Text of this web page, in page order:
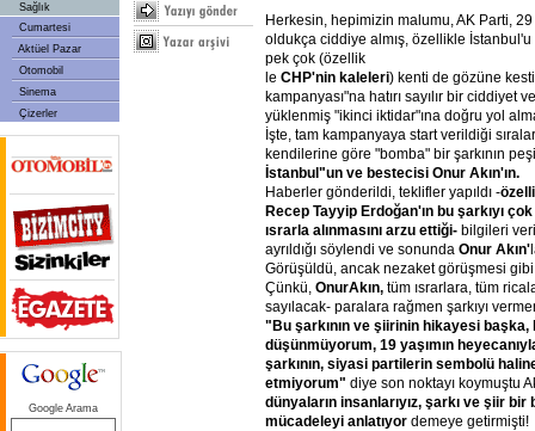
Sağlık
Cumartesi
Aktüel Pazar
Otomobil
Sinema
Çizerler
Google Arama
Herkesin, hepimizin malumu, AK Parti,
oldukça ciddiye almış, özellikle
pek çok (özellik
le CHP'nin kaleleri) kenti de gözüne
kampanyası"na hatırı sayılır bir ciddiyet
yüklenmiş "ikinci iktidar"ına doğru yol
İşte, tam kampanyaya start verildiği
kendilerine göre "bomba" bir şarkının
İstanbul"un ve bestecisi Onur Akın'ın.
Haberler gönderildi, teklifler yapıldı -
Recep Tayyip Erdoğan'ın bu şarkıyı
ısrarla alınmasını arzu ettiği- bilgileri
ayrıldığı söylendi ve sonunda Onur Akın'
Görüşüldü, ancak nezaket görüşmesi
Çünkü, OnurAkın, tüm ısrarlara, tüm
sayılacak- paralara rağmen şarkıyı
"Bu şarkının ve şiirinin hikayesi
düşünmüyorum, 19 yaşımın
şarkının, siyasi partilerin sembolü
etmiyorum" diye son noktayı koymuştu
dünyaların insanlarıyız, şarkı ve şiir bir
mücadeleyi anlatıyor demeye getirmişti!